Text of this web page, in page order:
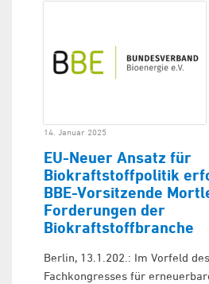
14. Januar 2025
EU-Neuer Ansatz für
Biokraftstoffpolitik
BBE-Vorsitzende
Forderungen der
Biokraftstoffbranche
Berlin, 13.1.202.: Im Vorfeld
Fachkongresses für